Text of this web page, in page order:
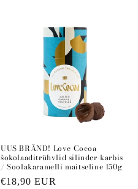
UUS BRÄND! Love Cocoa
šokolaaditrühvlid silinder-karbis
/ Soolakaramelli maitseline 150g
Regular
€18,90 EUR